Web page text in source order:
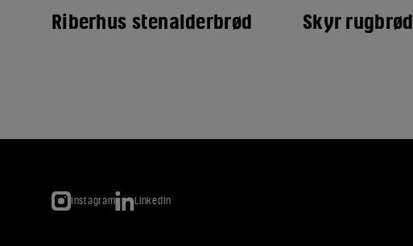
Riberhus stenalderbrød Skyr rugbrød
Instagram LinkedIn